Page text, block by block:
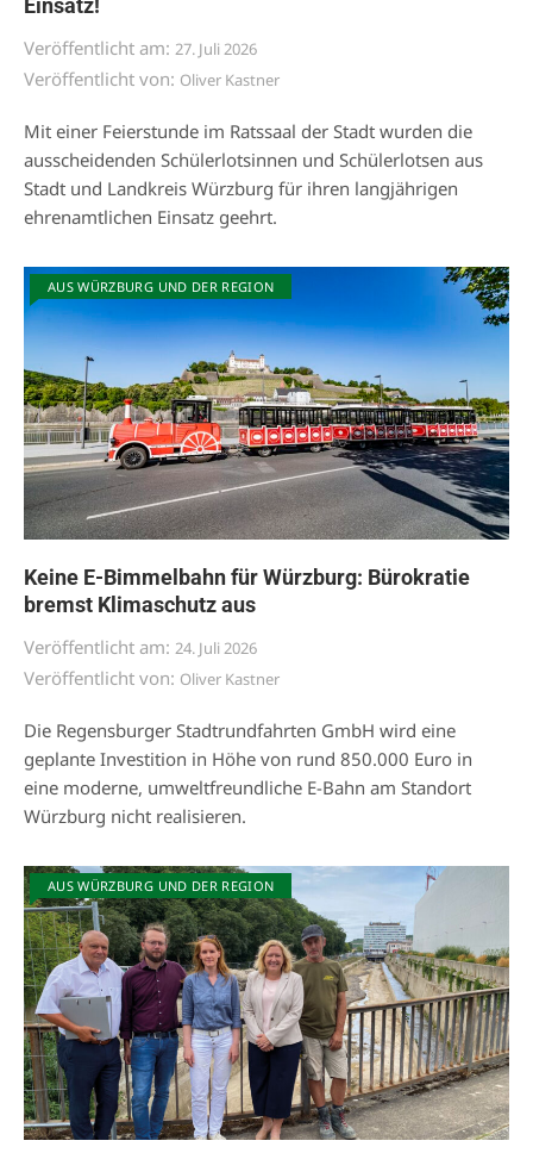
Einsatz!
Veröffentlicht am: 27. Juli 2026
Veröffentlicht von: Oliver Kastner
Mit einer Feierstunde im Ratssaal der Stadt wurden die
ausscheidenden Schülerlotsinnen und Schülerlotsen aus
Stadt und Landkreis Würzburg für ihren langjährigen
ehrenamtlichen Einsatz geehrt.
AUS WÜRZBURG UND DER REGION
Keine E-Bimmelbahn für Würzburg: Bürokratie
bremst Klimaschutz aus
Veröffentlicht am: 24. Juli 2026
Veröffentlicht von: Oliver Kastner
Die Regensburger Stadtrundfahrten GmbH wird eine
geplante Investition in Höhe von rund 850.000 Euro in
eine moderne, umweltfreundliche E-Bahn am Standort
Würzburg nicht realisieren.
AUS WÜRZBURG UND DER REGION